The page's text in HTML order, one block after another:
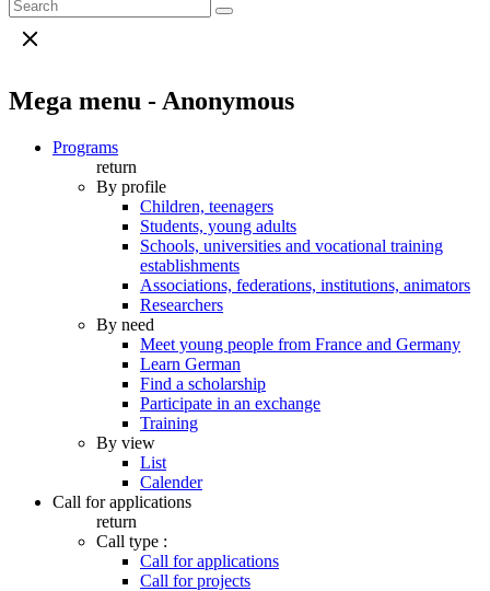
Mega menu - Anonymous
Programs
return
By profile
Children, teenagers
Students, young adults
Schools, universities and vocational training
establishments
Associations, federations, institutions, animators
Researchers
By need
Meet young people from France and Germany
Learn German
Find a scholarship
Participate in an exchange
Training
By view
List
Calender
Call for applications
return
Call type :
Call for applications
Call for projects